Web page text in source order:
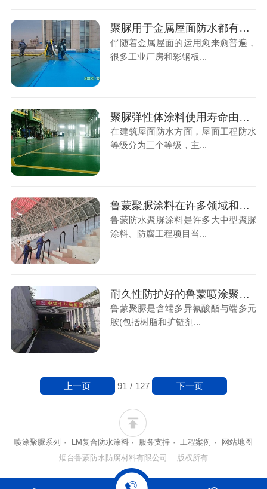
聚脲用于金属屋面防水都有哪些细节问题要注意?
伴随着金属屋面的运用愈来愈普遍，
很多工业厂房和彩钢板...
聚脲弹性体涂料使用寿命由很多因素共同决定
在建筑屋面防水方面，屋面工程防水
等级分为三个等级，主...
鲁蒙聚脲涂料在许多领域和建筑项目里都有好的运用
鲁蒙防水聚脲涂料是许多大中型聚脲
涂料、防腐工程项目当...
耐久性防护好的鲁蒙喷涂聚脲防水涂料
鲁蒙聚脲是含端多异氰酸酯与端多元
胺(包括树脂和扩链剂...
91 / 127
上一页 下一页
喷涂聚脲系列 · LM复合防水涂料 · 服务支持 · 工程案例 ·
网站地图
烟台鲁蒙防水防腐材料有限公司 版权所有